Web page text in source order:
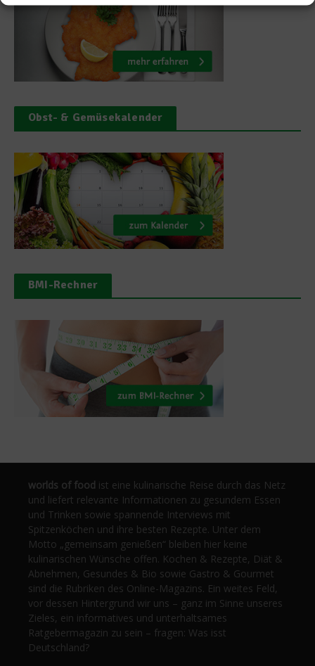
Obst- & Gemüsekalender
BMI-Rechner
worlds of food ist eine kulinarische Reise durch das Netz
und liefert relevante Informationen zu gesundem Essen
und Trinken sowie spannende Interviews mit
Spitzenköchen und ihre besten Rezepte. Unter dem
Motto „gemeinsam genießen“ bleiben hier keine
kulinarischen Wünsche offen. Kochen & Rezepte, Diät &
Abnehmen, Gesundes & Bio sowie Gastro & Gourmet
sind die Rubriken des Online-Magazins. Ein weites Feld,
vor dessen Hintergrund wir uns – ganz im Sinne unseres
Zieles, ein informatives und unterhaltsames
Ratgebermagazin zu sein – fragen: Was isst
Deutschland?